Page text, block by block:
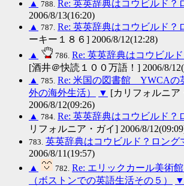
▲ 788. Re: 英英辞典はコウビルド？
2006/8/13(16:20)
▲ 787. Re: 英英辞典はコウビルド？
ーキー１８６] 2006/8/12(12:28)
▲
786. Re: 英英辞典はコウビル
[酒井＠快読１００万語！] 2006/8/
▲ 785. Re: 米国の図書館 YWCA
外の海外生活）
▼ [カリフォルニア
2006/8/12(09:26)
▲ 784. Re: 英英辞典はコウビルド？
リフォルニア・ガイ] 2006/8/
783. 英英辞典はコウビルド？ロング
2006/8/11(19:57)
▲
782. Re: エリックカール美術
（ボストンでの英語生活その５）
▼